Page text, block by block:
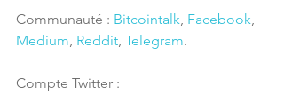
Communauté : Bitcointalk, Facebook,
Medium, Reddit, Telegram.
Compte Twitter :